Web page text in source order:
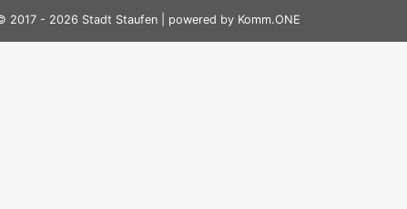
2017 - 2026 Stadt Staufen | powered by Komm.ONE